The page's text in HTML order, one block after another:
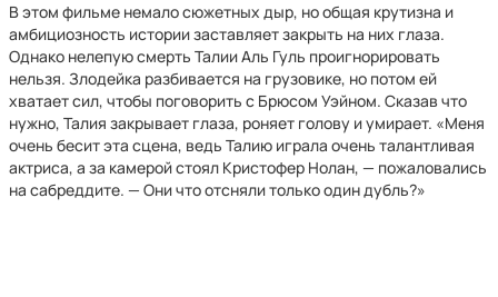
В этом фильме немало сюжетных дыр, но общая крутизна и
амбициозность истории заставляет закрыть на них глаза.
Однако нелепую смерть Талии Аль Гуль проигнорировать
нельзя. Злодейка разбивается на грузовике, но потом ей
хватает сил, чтобы поговорить с Брюсом Уэйном. Сказав что
нужно, Талия закрывает глаза, роняет голову и умирает. «Меня
очень бесит эта сцена, ведь Талию играла очень талантливая
актриса, а за камерой стоял Кристофер Нолан, — пожаловались
на сабреддите. — Они что отсняли только один дубль?»